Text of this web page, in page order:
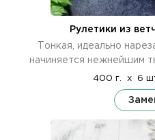
Рулетики из
Тонкая, идеально
начиняется нежнейшим
400 г. x 6